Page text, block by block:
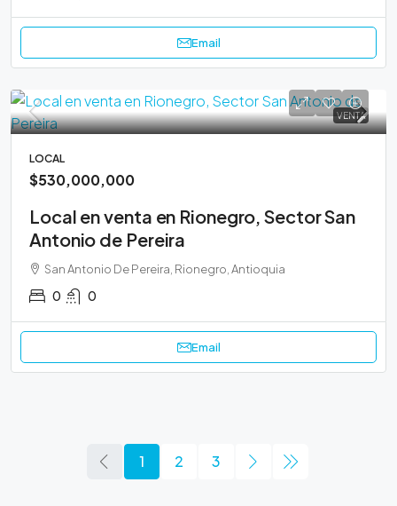
Email
VENTA
LOCAL
$530,000,000
Local en venta en Rionegro, Sector San
Antonio de Pereira
San Antonio De Pereira, Rionegro, Antioquia
0 0
Email
1 2 3